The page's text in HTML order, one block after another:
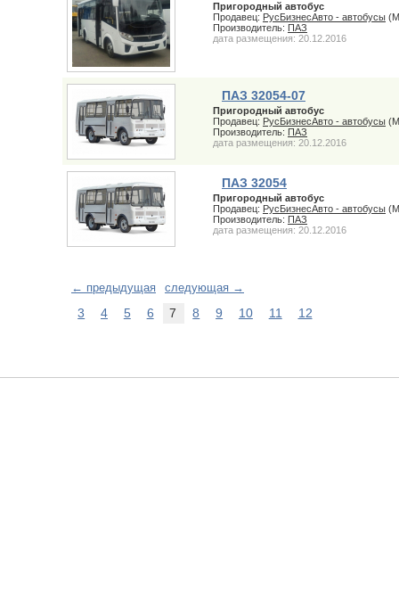
Пригородный автобус
Продавец: РусБизнесАвто - автобусы
Производитель: ПАЗ
дата размещения: 20.12.2016
ПАЗ 32054-07
Пригородный автобус
Продавец: РусБизнесАвто - автобусы
Производитель: ПАЗ
дата размещения: 20.12.2016
ПАЗ 32054
Пригородный автобус
Продавец: РусБизнесАвто - автобусы
Производитель: ПАЗ
дата размещения: 20.12.2016
← предыдущая следующая →
3 4 5 6 7 8 9 10 11 12